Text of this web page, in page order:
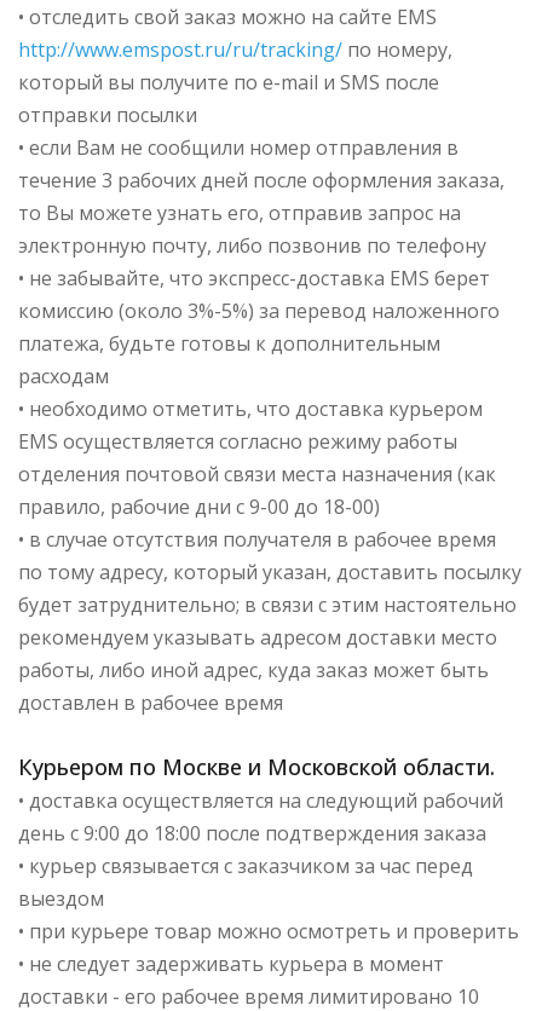
• отследить свой заказ можно на сайте EMS
http://www.emspost.ru/ru/tracking/ по номеру,
который вы получите по e-mail и SMS после
отправки посылки
• если Вам не сообщили номер отправления в
течение 3 рабочих дней после оформления заказа,
то Вы можете узнать его, отправив запрос на
электронную почту, либо позвонив по телефону
• не забывайте, что экспресс-доставка EMS берет
комиссию (около 3%-5%) за перевод наложенного
платежа, будьте готовы к дополнительным
расходам
• необходимо отметить, что доставка курьером
EMS осуществляется согласно режиму работы
отделения почтовой связи места назначения (как
правило, рабочие дни с 9-00 до 18-00)
• в случае отсутствия получателя в рабочее время
по тому адресу, который указан, доставить посылку
будет затруднительно; в связи с этим настоятельно
рекомендуем указывать адресом доставки место
работы, либо иной адрес, куда заказ может быть
доставлен в рабочее время
Курьером по Москве и Московской области.
• доставка осуществляется на следующий рабочий
день с 9:00 до 18:00 после подтверждения заказа
• курьер связывается с заказчиком за час перед
выездом
• при курьере товар можно осмотреть и проверить
• не следует задерживать курьера в момент
доставки - его рабочее время лимитировано 10